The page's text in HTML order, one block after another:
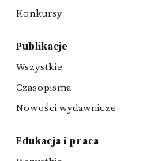
Konkursy
Publikacje
Wszystkie
Czasopisma
Nowości wydawnicze
Edukacja i praca